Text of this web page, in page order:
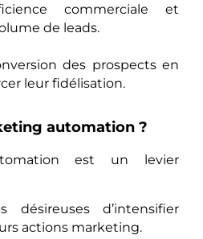
commerciale et
de leads.
des prospects en
leur fidélisation.
automation ?
est un levier
désireuses d’intensifier
actions marketing.